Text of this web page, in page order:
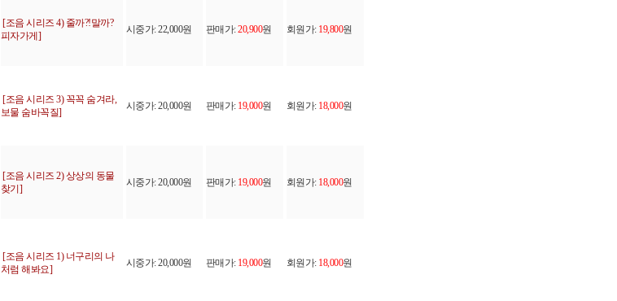
[조음 시리즈 4) 줄까?!말까?
피자가게]
시중가: 22,000원 판매가:20,900원 회원가: 19,800원
[조음 시리즈 3) 꼭꼭 숨겨라,
보물 숨바꼭질]
시중가: 20,000원 판매가: 19,000원 회원가: 18,000원
[조음 시리즈 2) 상상의 동물
찾기]
시중가: 20,000원 판매가: 19,000원 회원가: 18,000원
[조음 시리즈 1) 너구리의 나
처럼 해봐요]
시중가: 20,000원 판매가: 19,000원 회원가: 18,000원